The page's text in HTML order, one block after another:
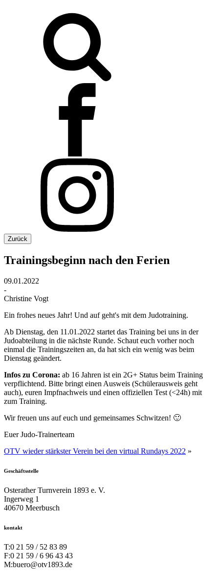
Zurück
Trainingsbeginn nach den Ferien
09.01.2022
-
Christine Vogt
Ein frohes neues Jahr! Und auf geht's mit dem Judotraining.
Ab Dienstag, den 11.01.2022 startet das Training bei uns in der
Judoabteilung in die nächste Runde. Schaut euch vorher noch
einmal die Trainingszeiten an, da hat sich ein wenig was beim
Dienstag geändert.
Infos zu Corona: ab 16 Jahren ist ein 2G+ Status beim Training
verpflichtend. Bitte bringt einen Ausweis (Schülerausweis geht
auch), euren Impfnachweis und einen offiziellen Test (<24h) mit
zum Training.
Wir freuen uns auf euch und gemeinsames Schwitzen! 🙂
Euer Judo-Trainerteam
OTV wieder stärkster Verein bei den virtual Rundays 2022 »
Geschäftsstelle
Osterather Turnverein 1893 e. V.
Ingerweg 1
40670 Meerbusch
kontakt
T:0 21 59 / 52 83 89
F:0 21 59 / 6 96 43 43
M:buero@otv1893.de